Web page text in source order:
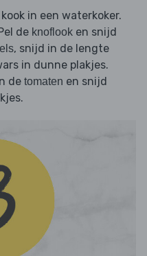
in een waterkoker.
de knoflook en snijd
, snijd in de lengte
in dunne plakjes.
de tomaten en snijd